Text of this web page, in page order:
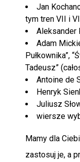
Jan
tym tren VII i
Aleksander
Adam
Pułkownika”,
Tadeusz”
Antoine de
Henryk
Juliusz
wiersze
Mamy dla
zastosuj je, a